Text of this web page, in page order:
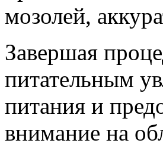
мозолей,
Завершая
питательным
питания и
внимание на